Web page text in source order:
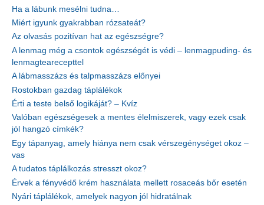
Ha a lábunk mesélni tudna…
Miért igyunk gyakrabban rózsateát?
Az olvasás pozitívan hat az egészségre?
A lenmag még a csontok egészségét is védi – lenmagpuding- és
lenmagtearecepttel
A lábmasszázs és talpmasszázs előnyei
Rostokban gazdag táplálékok
Érti a teste belső logikáját? – Kvíz
Valóban egészségesek a mentes élelmiszerek, vagy ezek csak
jól hangzó címkék?
Egy tápanyag, amely hiánya nem csak vérszegénységet okoz –
vas
A tudatos táplálkozás stresszt okoz?
Érvek a fényvédő krém használata mellett rosaceás bőr esetén
Nyári táplálékok, amelyek nagyon jól hidratálnak